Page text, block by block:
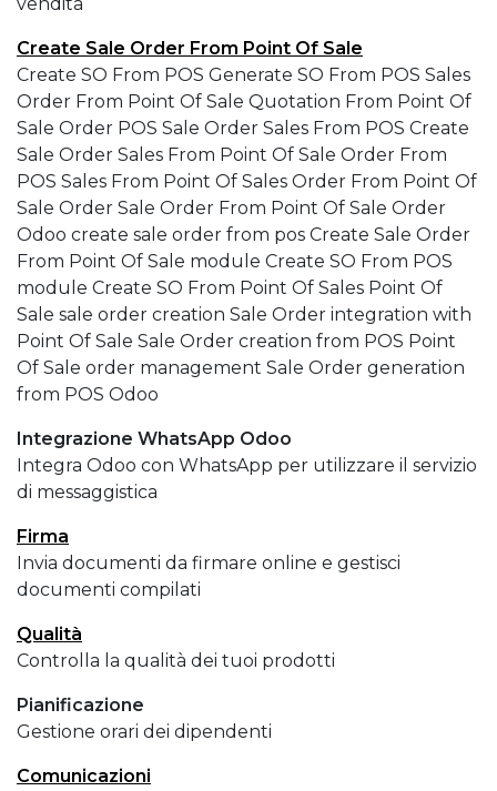
Create Sale Order From Point Of Sale
Create SO From POS Generate SO From POS Sales
Order From Point Of Sale Quotation From Point Of
Sale Order POS Sale Order Sales From POS Create
Sale Order Sales From Point Of Sale Order From
POS Sales From Point Of Sales Order From Point Of
Sale Order Sale Order From Point Of Sale Order
Odoo create sale order from pos Create Sale Order
From Point Of Sale module Create SO From POS
module Create SO From Point Of Sales Point Of
Sale sale order creation Sale Order integration with
Point Of Sale Sale Order creation from POS Point
Of Sale order management Sale Order generation
from POS Odoo
Integrazione WhatsApp Odoo
Integra Odoo con WhatsApp per utilizzare il servizio
di messaggistica
Firma
Invia documenti da firmare online e gestisci
documenti compilati
Qualità
Controlla la qualità dei tuoi prodotti
Pianificazione
Gestione orari dei dipendenti
Comunicazioni